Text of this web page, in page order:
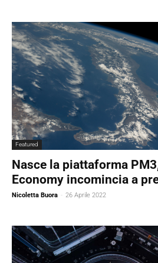
Featured
Nasce la piattaforma
Economy incomincia a
Nicoletta Buora - 26 Aprile 2022